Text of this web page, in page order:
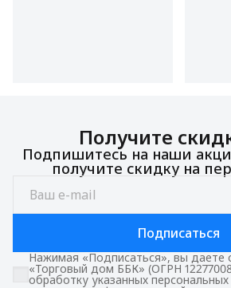
Получите
Подпишитесь на наши
получите скидку на
Подписаться
Нажимая «Подписаться», вы даете
«Торговый дом ББК» (ОГРН
обработку указанных